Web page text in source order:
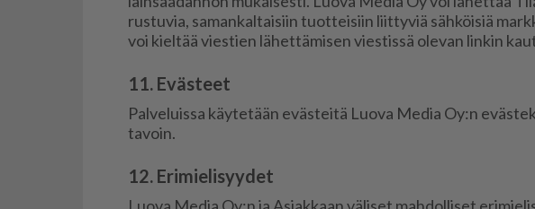
rus­tu­via, sa­man­kal­tai­siin tuot­tei­siin liit­ty­viä säh­köi­siä
voi kiel­tää vies­tien lä­het­tä­mi­sen vies­tis­sä ole­van lin­kin
11. Evästeet
Pal­ve­luis­sa käy­te­tään eväs­tei­tä Luo­va Me­dia Oy:n
ta­voin.
12. Erimielisyydet